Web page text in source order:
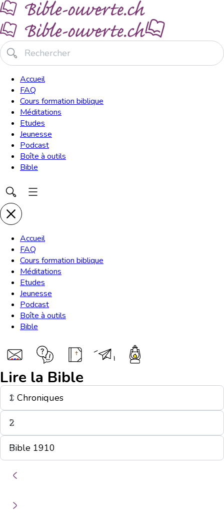
Accueil
FAQ
Cours formation biblique
Méditations
Etudes
Jeunesse
Podcast
Boîte à outils
Bible
Accueil
FAQ
Cours formation biblique
Méditations
Etudes
Jeunesse
Podcast
Boîte à outils
Bible
Lire la Bible